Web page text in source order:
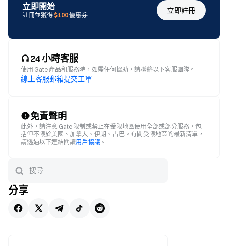
立即開始
註冊並獲得 $100優惠券
立即註冊
24 小時客服
使用 Gate 產品和服務時，如需任何協助，請聯絡以下客服團隊。
線上客服郵箱提交工單
免責聲明
此外，請注意 Gate 限制或禁止在受限地區使用全部或部分服務，包
括但不限於美國、加拿大、伊朗、古巴。有關受限地區的最新清單，
請透過以下連結閱讀用戶協議 。
分享